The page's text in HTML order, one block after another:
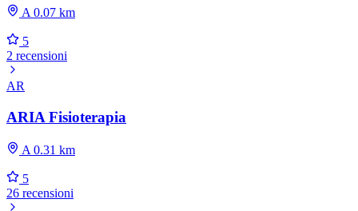
A 0.07 km
5
2 recensioni
AR
ARIA Fisioterapia
A 0.31 km
5
26 recensioni